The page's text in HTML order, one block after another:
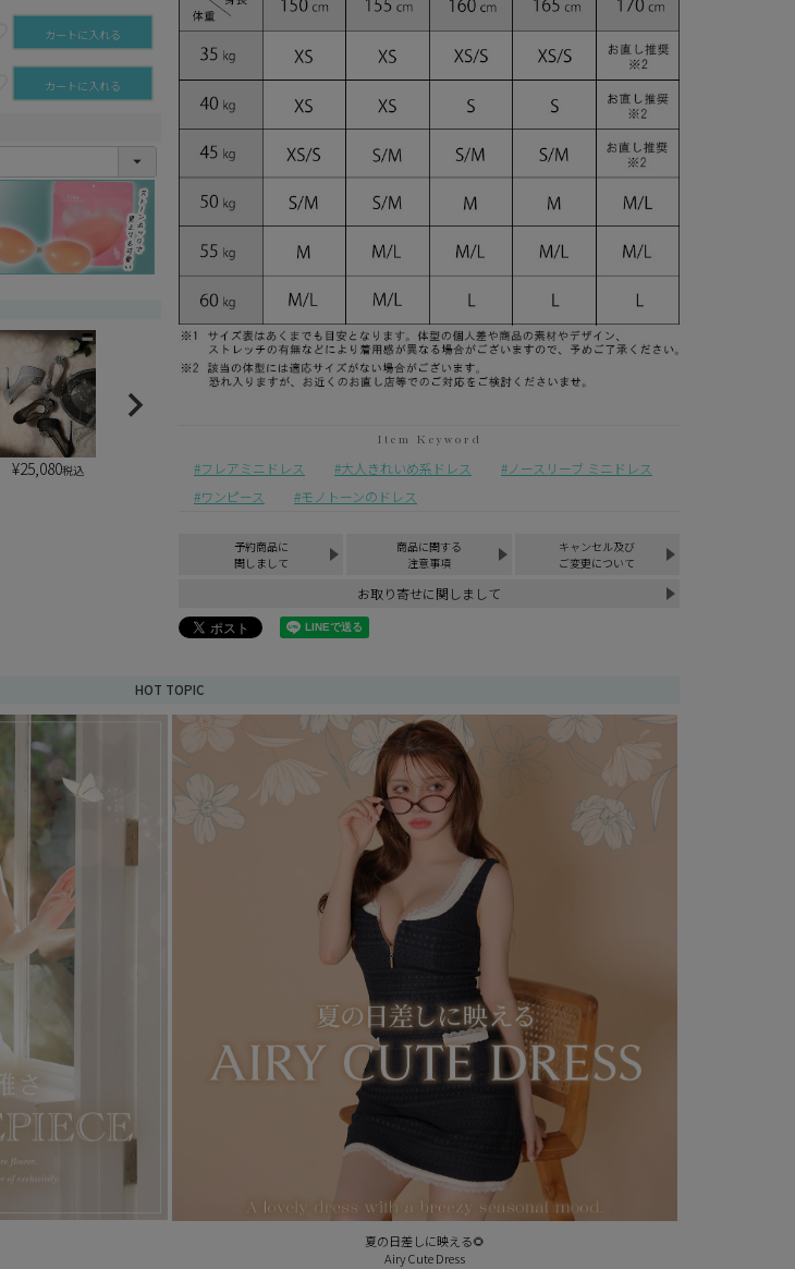
カートに入れる
カートに入れる
¥25,080税込 フレアミニドレス 大人きれいめ系ドレス
ノースリーブ ミニドレス
ワンピース
モノトーンのドレス
予約商品に
関しまして
商品に関する
注意事項
キャンセル及び
ご変更について
お取り寄せに関しまして
HOT TOPIC
夏の日差しに映える🌻
Airy Cute Dress